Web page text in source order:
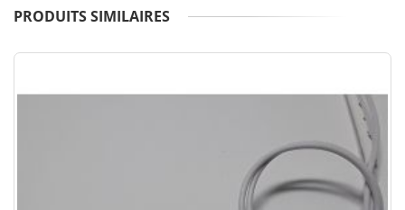
PRODUITS SIMILAIRES